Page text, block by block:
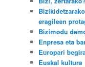
eragileen
Bizimodu
Enpresa eta
Europari
Euskal kultura